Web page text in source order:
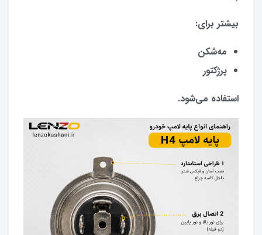
بیشتر برای:
مه‌شکن
پرژکتور
استفاده می‌شود.